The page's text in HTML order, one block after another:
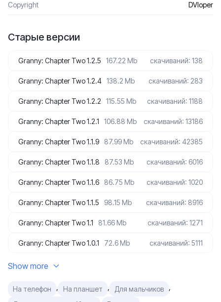
Сopyright DVloper
Старые версии
Granny: Chapter Two 1.2.5 167.22 Mb скачиваний: 138
Granny: Chapter Two 1.2.4 138.2 Mb скачиваний: 283
Granny: Chapter Two 1.2.2 115.55 Mb скачиваний: 1188
Granny: Chapter Two 1.2.1 106.88 Mb скачиваний: 13186
Granny: Chapter Two 1.1.9 87.99 Mb скачиваний: 42385
Granny: Chapter Two 1.1.8 87.53 Mb скачиваний: 6016
Granny: Chapter Two 1.1.6 86.75 Mb скачиваний: 1020
Granny: Chapter Two 1.1.5 98.15 Mb скачиваний: 8916
Granny: Chapter Two 1.1 81.66 Mb скачиваний: 1271
Granny: Chapter Two 1.0.1 72.6 Mb скачиваний: 5111
Show more
На телефон , На планшет , Для мальчиков ,